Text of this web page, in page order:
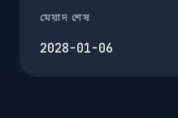
মেয়াদ শেষ
2028-01-06